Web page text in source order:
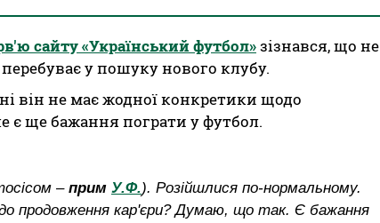
сайту «Український футбол»зізнався, що не
у пошуку нового клубу.
він не має жодної конкретики щодо
є ще бажання пограти у футбол.
– прим У.Ф.). Розійшлися по-нормальному.
продовження кар'єри? Думаю, що так. Є бажання